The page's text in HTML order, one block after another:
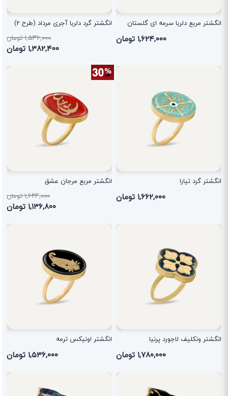
انگشتر مربع دلربا سرمه ای گلستان
۱,۶۲۴,۰۰۰ تومان
انگشتر گرد دلربا آجری مرداد (طرح 2)
۱,۵۳۶,۰۰۰ تومان
۱,۳۸۲,۴۰۰ تومان
انگشتر گرد تیارا
۱,۶۶۲,۰۰۰ تومان
انگشتر مربع مرجان عشق
۱,۶۲۴,۰۰۰ تومان
۱,۱۳۶,۸۰۰ تومان
انگشتر ونکلیف لاجورد پرنیا
۱,۷۸۰,۰۰۰ تومان
انگشتر اونیکس ترمه
۱,۵۳۶,۰۰۰ تومان